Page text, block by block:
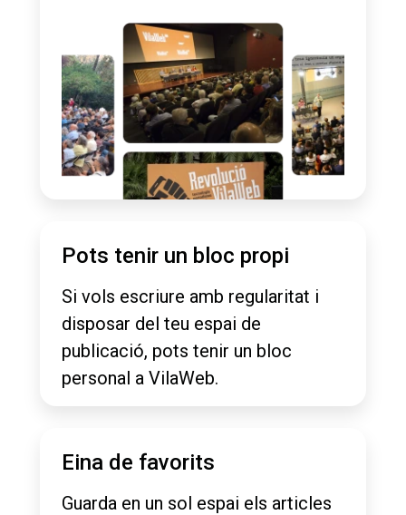
Pots tenir un bloc propi
Si vols escriure amb regularitat i
disposar del teu espai de
publicació, pots tenir un bloc
personal a VilaWeb.
Eina de favorits
Guarda en un sol espai els articles